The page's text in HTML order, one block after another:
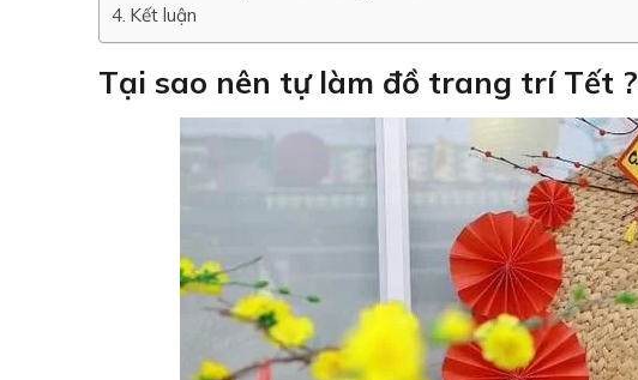
Kết luận
Tại sao nên tự làm đồ trang trí Tết ?